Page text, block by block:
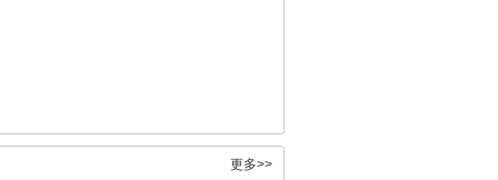
更多>>